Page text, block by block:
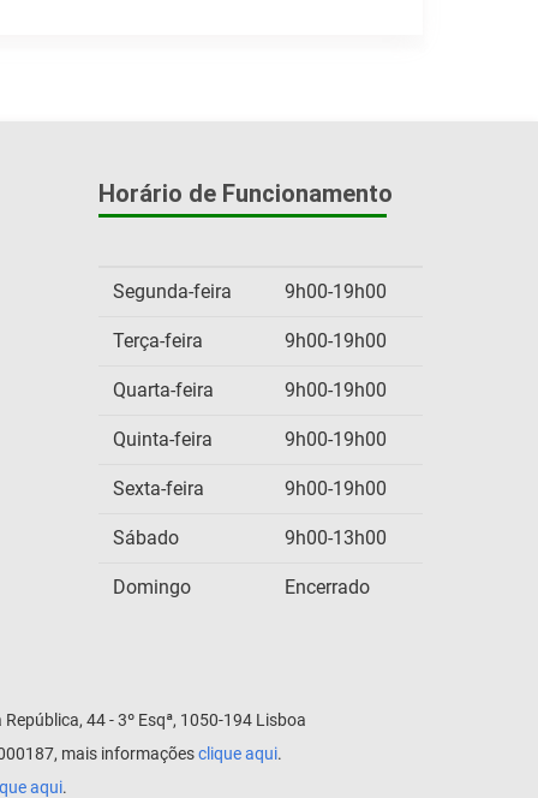
Horário de Funcionamento
Segunda-feira 9h00-19h00
Terça-feira 9h00-19h00
Quarta-feira 9h00-19h00
Quinta-feira 9h00-19h00
Sexta-feira 9h00-19h00
Sábado 9h00-13h00
Domingo Encerrado
44 - 3º Esqª, 1050-194 Lisboa
mais informaçõesclique aqui.
aqui.